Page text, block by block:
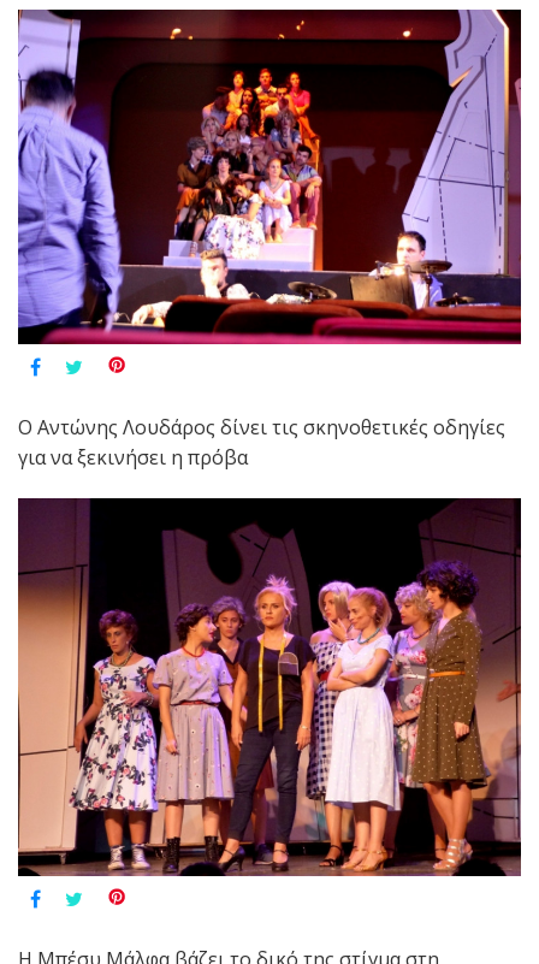
Ο Αντώνης Λουδάρος δίνει τις σκηνοθετικές οδηγίες
για να ξεκινήσει η πρόβα